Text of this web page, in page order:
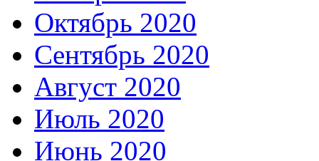
Октябрь 2020
Сентябрь 2020
Август 2020
Июль 2020
Июнь 2020